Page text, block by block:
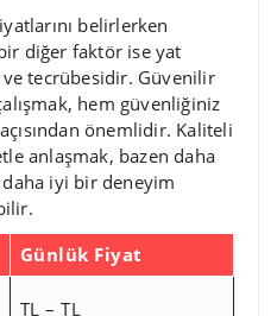
belirlerken
diğer faktör ise yat
tecrübesidir. Güvenilir
hem güvenliğiniz
önemlidir. Kaliteli
anlaşmak, bazen daha
iyi bir deneyim
Günlük Fiyat
TL – TL